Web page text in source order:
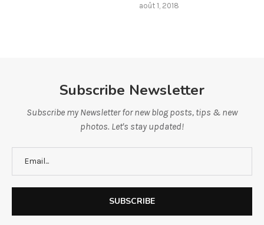
août 1, 2018
Subscribe Newsletter
Subscribe my Newsletter for new blog posts, tips & new
photos. Let's stay updated!